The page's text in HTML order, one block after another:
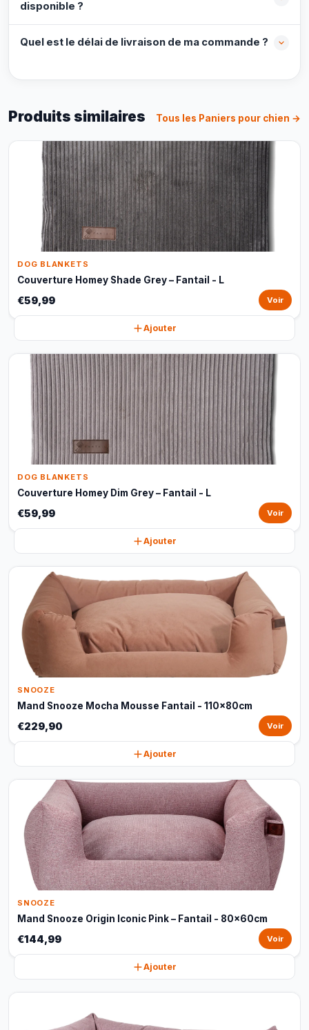
disponible ?
Quel est le délai de livraison de ma commande ?
Produits similaires Tous les Paniers pour chien →
DOG BLANKETS
Couverture Homey Shade Grey – Fantail - L
€59,99 Voir
Ajouter
DOG BLANKETS
Couverture Homey Dim Grey – Fantail - L
€59,99 Voir
Ajouter
SNOOZE
Mand Snooze Mocha Mousse Fantail - 110x80cm
€229,90 Voir
Ajouter
SNOOZE
Mand Snooze Origin Iconic Pink – Fantail - 80x60cm
€144,99 Voir
Ajouter